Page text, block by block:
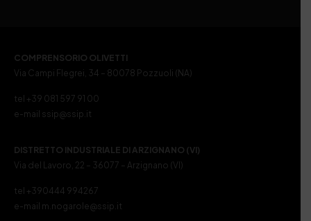
COMPRENSORIO OLIVETTI
Via Campi Flegrei, 34 – 80078 Pozzuoli (NA)
tel +39 081 597 91 00
e-mail ssip@ssip.it
DISTRETTO INDUSTRIALE DI ARZIGNANO (VI)
Via del Lavoro, 22 – 36077 – Arzignano (VI)
tel +390444 994267
e-mail m.nogarole@ssip.it